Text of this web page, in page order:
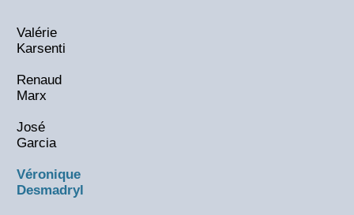
Valérie
Karsenti
Renaud
Marx
José
Garcia
Véronique
Desmadryl